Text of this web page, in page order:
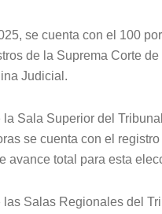
se cuenta con el 100
de la Suprema Corte
Judicial.
Sala Superior del
se cuenta con el
avance total para esta
Salas Regionales del